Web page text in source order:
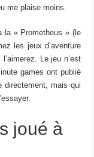
me plaise moins.
la « Prometheus » (le
les jeux d’aventure
Le jeu n’est
games ont publié
directement, mais qui
joué à